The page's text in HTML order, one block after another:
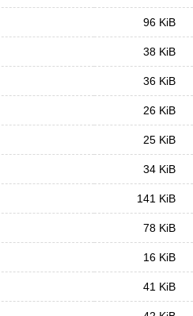
96 KiB
38 KiB
36 KiB
26 KiB
25 KiB
34 KiB
141 KiB
78 KiB
16 KiB
41 KiB